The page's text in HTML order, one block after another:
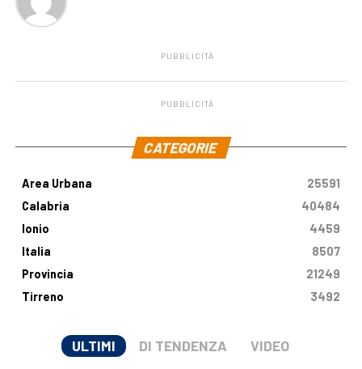
PUBBLICITÀ
PUBBLICITÀ
CATEGORIE
Area Urbana
25591
Calabria
40484
Ionio
4459
Italia
8507
Provincia
21249
Tirreno
3492
ULTIMI DI TENDENZA VIDEO